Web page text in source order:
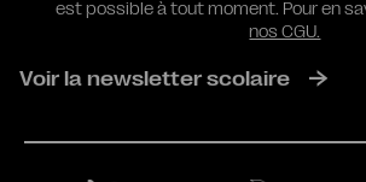
est possible à tout moment. Pour en
nos CGU.
Voir la newsletter scolaire